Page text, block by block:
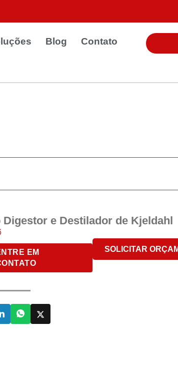
Blog Contato
Digestor e Destilador de Kjeldahl
EM
SOLICITAR